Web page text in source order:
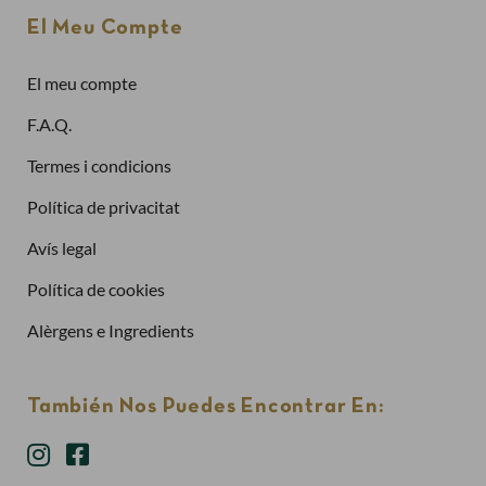
El Meu Compte
El meu compte
F.A.Q.
Termes i condicions
Política de privacitat
Avís legal
Política de cookies
Alèrgens e Ingredients
También Nos Puedes Encontrar En:
Has oblidat la contrasenya?